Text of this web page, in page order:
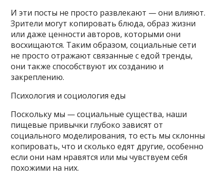
И эти посты не просто развлекают — они влияют.
Зрители могут копировать блюда, образ жизни
или даже ценности авторов, которыми они
восхищаются. Таким образом, социальные сети
не просто отражают связанные с едой тренды,
они также способствуют их созданию и
закреплению.
Психология и социология еды
Поскольку мы — социальные существа, наши
пищевые привычки глубоко зависят от
социального моделирования, то есть мы склонны
копировать, что и сколько едят другие, особенно
если они нам нравятся или мы чувствуем себя
похожими на них.